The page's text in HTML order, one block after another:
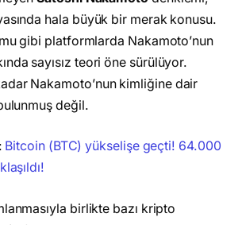
hala büyük bir merak konusu.
gibi platformlarda Nakamoto’nun
sayısız teori öne sürülüyor.
Nakamoto’nun kimliğine dair
değil.
Bitcoin (BTC) yükselişe geçti! 64.000
birlikte bazı kripto